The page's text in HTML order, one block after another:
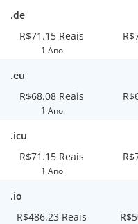
.de
R$71.15 Reais
1 Ano
.eu
R$68.08 Reais
1 Ano
.icu
R$71.15 Reais
1 Ano
.io
R$486.23 Reais